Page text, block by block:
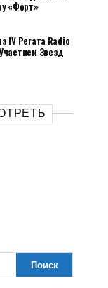
«Форт»
IV Регата Radio
Звезд